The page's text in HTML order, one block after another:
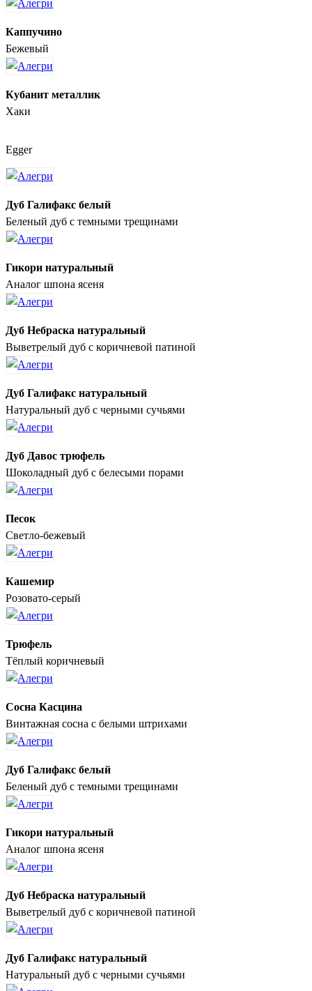
Каппучино
Бежевый
Кубанит металлик
Хаки
Egger
Дуб Галифакс белый
Беленый дуб с темными трещинами
Гикори натуральный
Аналог шпона ясеня
Дуб Небраска натуральный
Выветрелый дуб с коричневой патиной
Дуб Галифакс натуральный
Натуральный дуб с черными сучьями
Дуб Давос трюфель
Шоколадный дуб с белесыми порами
Песок
Светло-бежевый
Кашемир
Розовато-серый
Трюфель
Тёплый коричневый
Сосна Касцина
Винтажная сосна с белыми штрихами
Дуб Галифакс белый
Беленый дуб с темными трещинами
Гикори натуральный
Аналог шпона ясеня
Дуб Небраска натуральный
Выветрелый дуб с коричневой патиной
Дуб Галифакс натуральный
Натуральный дуб с черными сучьями